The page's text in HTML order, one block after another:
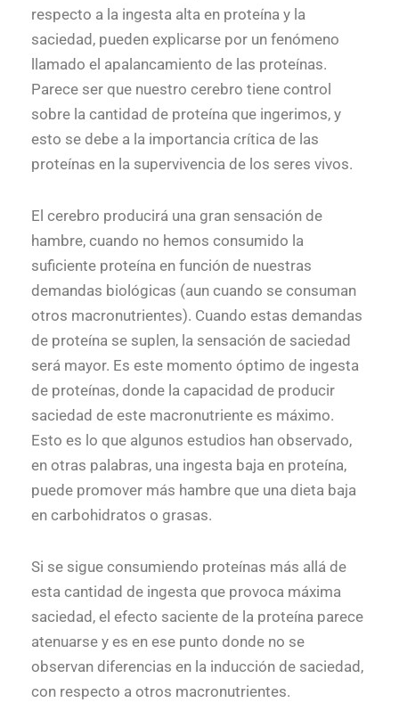
respecto a la ingesta alta en proteína y la
saciedad, pueden explicarse por un fenómeno
llamado el apalancamiento de las proteínas.
Parece ser que nuestro cerebro tiene control
sobre la cantidad de proteína que ingerimos, y
esto se debe a la importancia crítica de las
proteínas en la supervivencia de los seres vivos.
El cerebro producirá una gran sensación de
hambre, cuando no hemos consumido la
suficiente proteína en función de nuestras
demandas biológicas (aun cuando se consuman
otros macronutrientes). Cuando estas demandas
de proteína se suplen, la sensación de saciedad
será mayor. Es este momento óptimo de ingesta
de proteínas, donde la capacidad de producir
saciedad de este macronutriente es máximo.
Esto es lo que algunos estudios han observado,
en otras palabras, una ingesta baja en proteína,
puede promover más hambre que una dieta baja
en carbohidratos o grasas.
Si se sigue consumiendo proteínas más allá de
esta cantidad de ingesta que provoca máxima
saciedad, el efecto saciente de la proteína parece
atenuarse y es en ese punto donde no se
observan diferencias en la inducción de saciedad,
con respecto a otros macronutrientes.